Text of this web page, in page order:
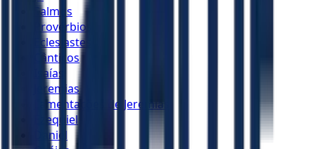
Salmos
Provérbios
Eclesiastes
Cânticos
Isaías
Jeremias
Lamentações de Jeremias
Ezequiel
Daniel